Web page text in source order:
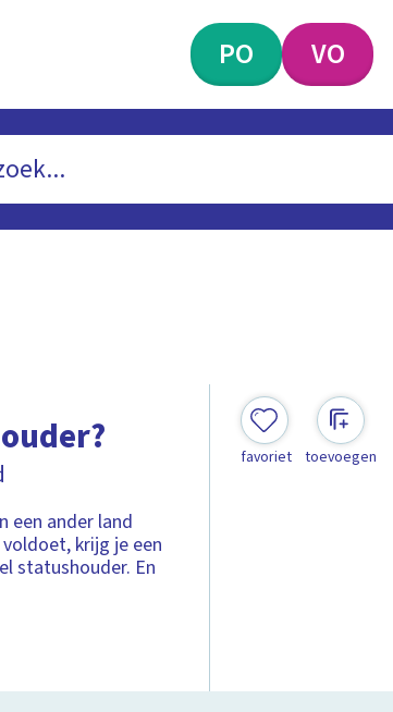
PO VO
een ander land
krijg je een
statushouder. En
favoriet toevoegen